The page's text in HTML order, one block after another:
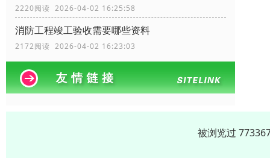
2220阅读 2026-04-02 16:25:58
消防工程竣工验收需要哪些资料
2172阅读 2026-04-02 16:23:03
被浏览过